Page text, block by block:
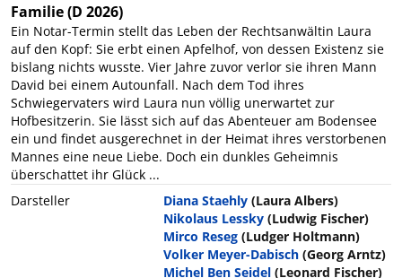
Familie(D 2026)
Ein Notar-Termin stellt das Leben der Rechtsanwältin Laura
auf den Kopf: Sie erbt einen Apfelhof, von dessen Existenz sie
bislang nichts wusste. Vier Jahre zuvor verlor sie ihren Mann
David bei einem Autounfall. Nach dem Tod ihres
Schwiegervaters wird Laura nun völlig unerwartet zur
Hofbesitzerin. Sie lässt sich auf das Abenteuer am Bodensee
ein und findet ausgerechnet in der Heimat ihres verstorbenen
Mannes eine neue Liebe. Doch ein dunkles Geheimnis
überschattet ihr Glück ...
Darsteller
Diana Staehly (Laura Albers)
Nikolaus Lessky (Ludwig Fischer)
Mirco Reseg (Ludger Holtmann)
Volker Meyer-Dabisch (Georg Arntz)
Michel Ben Seidel (Leonard Fischer)